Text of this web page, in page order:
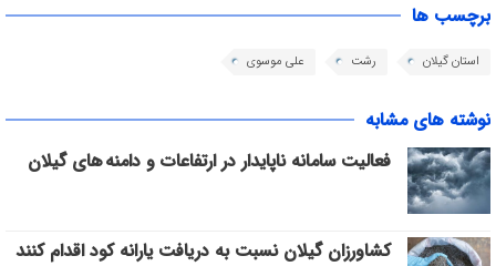
برچسب ها
استان گیلان رشت علی موسوی
نوشته های مشابه
فعالیت سامانه ناپایدار در ارتفاعات و دامنه های گیلان
کشاورزان گیلان نسبت به دریافت یارانه کود اقدام کنند